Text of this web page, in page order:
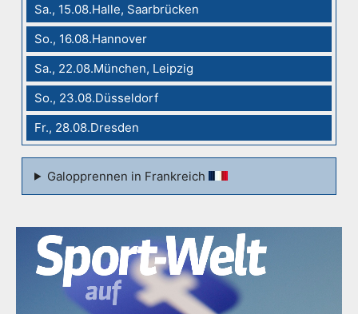
Sa., 15.08.Halle, Saarbrücken
So., 16.08.Hannover
Sa., 22.08.München, Leipzig
So., 23.08.Düsseldorf
Fr., 28.08.Dresden
Galopprennen in Frankreich